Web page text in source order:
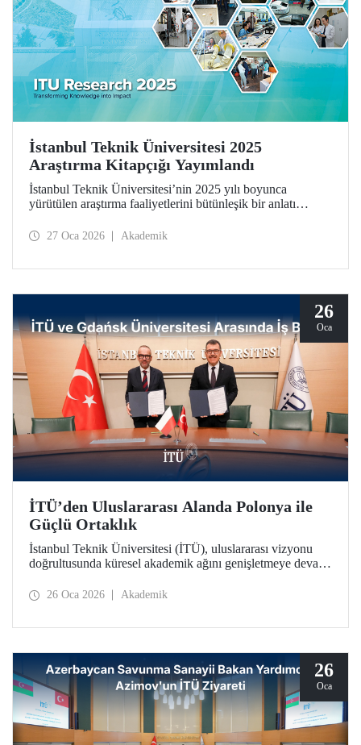
İstanbul Teknik Üniversitesi 2025
Araştırma Kitapçığı Yayımlandı
İstanbul Teknik Üniversitesi’nin 2025 yılı boyunca
yürütülen araştırma faaliyetlerini bütünleşik bir anlatı
2025 Araştırma Kitapçığı (ITU Research 2025)
sorumluluk anlayışıyla birlikte ele alıyor.
27 Oca 2026 Akademik
26
Oca
İTÜ’den Uluslararası Alanda Polonya ile
Güçlü Ortaklık
İstanbul Teknik Üniversitesi (İTÜ), uluslararası vizyonu
doğrultusunda küresel akademik ağını genişletmeye devam
Üniversitesi ile stratejik bir iş birliği protokolü imzalandı.
26 Oca 2026 Akademik
26
Oca